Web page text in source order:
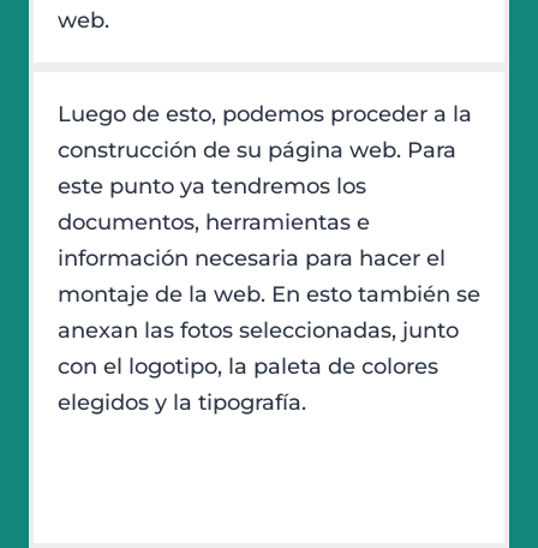
web.
Luego de esto, podemos proceder a la
construcción de su página web. Para
este punto ya tendremos los
documentos, herramientas e
información necesaria para hacer el
montaje de la web. En esto también se
anexan las fotos seleccionadas, junto
con el logotipo, la paleta de colores
elegidos y la tipografía.